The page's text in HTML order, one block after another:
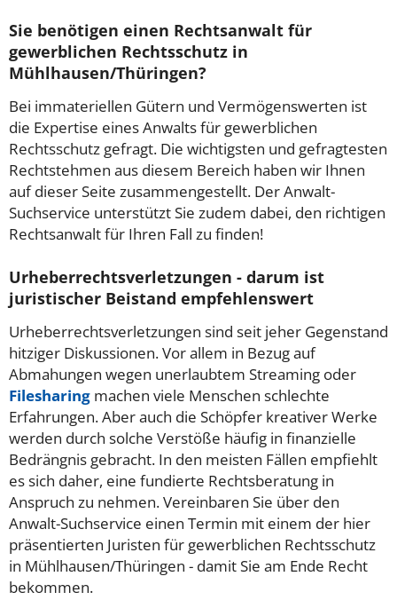
Sie benötigen einen Rechtsanwalt für
gewerblichen Rechtsschutz in
Mühlhausen/Thüringen?
Bei immateriellen Gütern und Vermögenswerten ist
die Expertise eines Anwalts für gewerblichen
Rechtsschutz gefragt. Die wichtigsten und gefragtesten
Rechtstehmen aus diesem Bereich haben wir Ihnen
auf dieser Seite zusammengestellt. Der Anwalt-
Suchservice unterstützt Sie zudem dabei, den richtigen
Rechtsanwalt für Ihren Fall zu finden!
Urheberrechtsverletzungen - darum ist
juristischer Beistand empfehlenswert
Urheberrechtsverletzungen sind seit jeher Gegenstand
hitziger Diskussionen. Vor allem in Bezug auf
Abmahungen wegen unerlaubtem Streaming oder
Filesharing machen viele Menschen schlechte
Erfahrungen. Aber auch die Schöpfer kreativer Werke
werden durch solche Verstöße häufig in finanzielle
Bedrängnis gebracht. In den meisten Fällen empfiehlt
es sich daher, eine fundierte Rechtsberatung in
Anspruch zu nehmen. Vereinbaren Sie über den
Anwalt-Suchservice einen Termin mit einem der hier
präsentierten Juristen für gewerblichen Rechtsschutz
in Mühlhausen/Thüringen - damit Sie am Ende Recht
bekommen.